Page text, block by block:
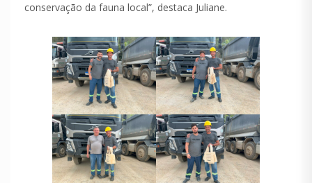
conservação da fauna local”, destaca Juliane.